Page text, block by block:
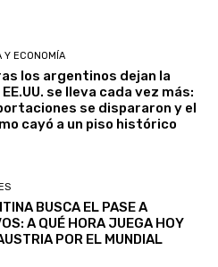
Y ECONOMÍA
los argentinos dejan la
se lleva cada vez más:
se dispararon y el
cayó a un piso histórico
BUSCA EL PASE A
A QUÉ HORA JUEGA HOY
POR EL MUNDIAL